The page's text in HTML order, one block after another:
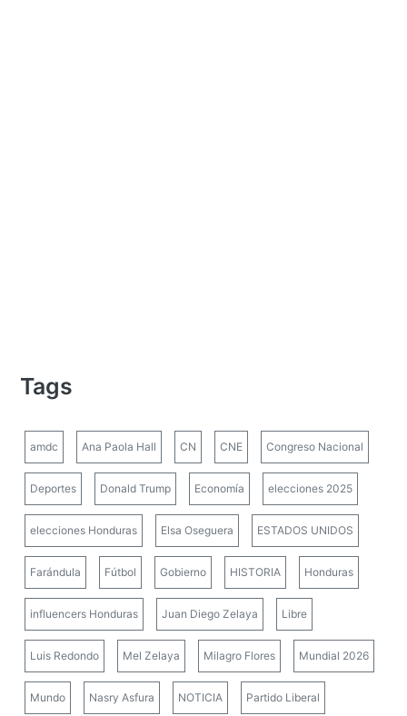
Tags
amdc Ana Paola Hall CN CNE Congreso Nacional
Deportes Donald Trump Economía elecciones 2025
elecciones Honduras Elsa Oseguera ESTADOS UNIDOS
Farándula Fútbol Gobierno HISTORIA Honduras
influencers Honduras Juan Diego Zelaya Libre
Luis Redondo Mel Zelaya Milagro Flores Mundial 2026
Mundo Nasry Asfura NOTICIA Partido Liberal